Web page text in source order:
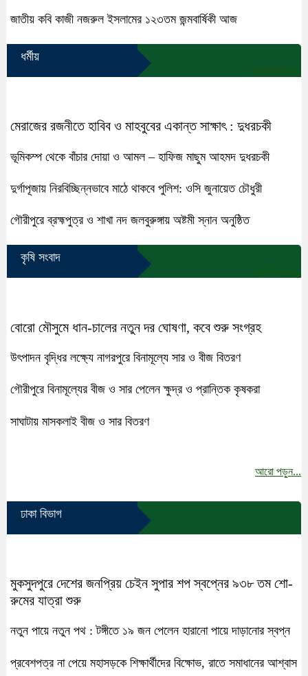
জাতীয় কবি কাজী নজরুল ইসলামের ১২৩তম জন্মবার্ষিকী আজ
আরো পড়ুন...
ধর্মীয়
মেরাজের রজনীতে হাবিব ও মাহবুবের একান্ত সাক্ষাৎ : দুধরচকী
ভূমিকম্প থেকে বাঁচার দোয়া ও আমল – হাফিজ মাছুম আহমদ দুধরচকী
দুর্গাপূজায় নিরবিচ্ছিন্নভাবে মাঠে থাকবে পুলিশ: ওসি জুনায়েত চৌধুরী
গৌরীপুরে ব্রহ্মপুত্র ও শাখা নদ জলবুরুঙ্গায় অষ্টমী স্নান অনুষ্ঠিত
আরো পড়ুন...
কৃষি সংবাদ
বোরো মৌসুমে ধান-চালের নতুন দর ঘোষণা, কবে শুরু সংগ্রহ
উৎপাদন বৃদ্ধির লক্ষ্যে নাগরপুরে বিনামূল্যে সার ও বীজ বিতরণ
গৌরীপুরে বিনামূল্যের বীজ ও সার পেলেন ক্ষুদ্র ও প্রান্তিক কৃষকরা
সাঘাটায় মাসকলাই বীজ ও সার বিতরণ
আরো পড়ুন...
ঢাকা বিভাগ
মুকসুদপুরে দেশের জনপ্রিয় চেইন সুপার শপ স্বপ্নের ৯৩৮ তম শো-
রুমের যাত্রা শুরু
নতুন পায়ে নতুন পথ : টঙ্গীতে ১৯ জন পেলেন হারানো পায়ে দাড়ানোর স্বপ্ন
প্রবেশপত্র না পেয়ে মহাসড়কে শিক্ষার্থীদের বিক্ষোভ, রাতে সমাধানের আশ্বাস